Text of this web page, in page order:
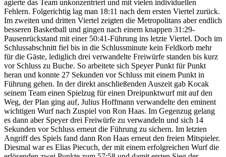
agierte das Team unkonzentriert und mit vielen individuellen
Fehlern. Folgerichtig lag man 18:11 nach dem ersten Viertel zurück.
Im zweiten und dritten Viertel zeigten die Metropolitans aber endlich
besseren Basketball und gingen nach einem knappen 31:29-
Pausenrückstand mit einer 50:41-Führung ins letzte Viertel. Doch im
Schlussabschnitt fiel bis in die Schlussminute kein Feldkorb mehr
für die Gäste, lediglich drei verwandelte Freiwürfe standen bis kurz
vor Schluss zu Buche. So arbeitete sich Speyer Punkt für Punkt
heran und konnte 27 Sekunden vor Schluss mit einem Punkt in
Führung gehen. In der direkt anschließenden Auszeit gab Kocak
seinem Team einen Spielzug für einen Dreipunktwurf mit auf den
Weg, der Plan ging auf, Julius Hoffmann verwandelte den eminent
wichtigen Wurf nach Zuspiel von Ron Haas. Im Gegenzug gelang
es dann aber Speyer drei Freiwürfe zu verwandeln und sich 14
Sekunden vor Schluss erneut die Führung zu sichern. Im letzten
Angriff des Spiels fand dann Ron Haas erneut den freien Mitspieler.
Diesmal war es Elias Piecuch, der mit einem erfolgreichen Wurf die